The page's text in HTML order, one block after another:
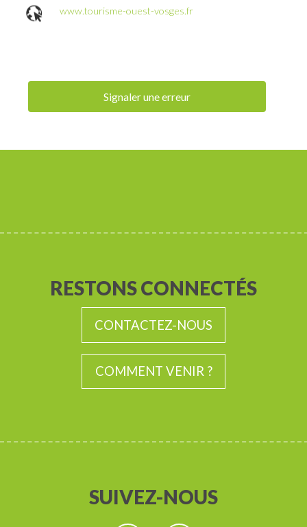
www.tourisme-ouest-vosges.fr
Signaler une erreur
RESTONS CONNECTÉS
CONTACTEZ-NOUS
COMMENT VENIR ?
SUIVEZ-NOUS